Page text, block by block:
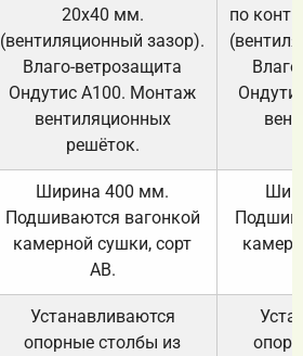
20х40 мм.
(вентиляционный зазор).
Влаго-ветрозащита
Ондутис А100. Монтаж
вентиляционных
решёток.
по
Ширина 400 мм.
Подшиваются вагонкой
камерной сушки, сорт
АВ.
Устанавливаются
опорные столбы из